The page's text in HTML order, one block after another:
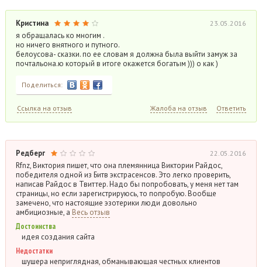
Кристина 23.05.2016
я обращалась ко многим .
но ничего внятного и путного.
белоусова- сказки. по ее словам я должна была выйти замуж за
почтальона.ю который в итоге окажется богатым ))) о как )
Поделиться:
Ссылка на отзыв Жалоба на отзыв Ответить
Редберг 22.05.2016
Rfnz, Виктория пишет, что она племянница Виктории Райдос,
победителя одной из Битв экстрасенсов. Это легко проверить,
написав Райдос в Твиттер. Надо бы попробовать, у меня нет там
страницы, но если зарегистрируюсь, то попробую. Вообще
замечено, что настоящие эзотерики люди довольно
амбициозные, а Весь отзыв
Достоинства
идея создания сайта
Недостатки
шушера неприглядная, обманывающая честных клиентов